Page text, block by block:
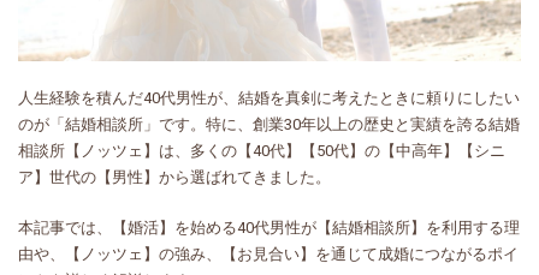
人生経験を積んだ40代男性が、結婚を真剣に考えたときに頼りにしたい
のが「結婚相談所」です。特に、創業30年以上の歴史と実績を誇る結婚
相談所【ノッツェ】は、多くの【40代】【50代】の【中高年】【シニ
ア】世代の【男性】から選ばれてきました。
本記事では、【婚活】を始める40代男性が【結婚相談所】を利用する理
由や、【ノッツェ】の強み、【お見合い】を通じて成婚につながるポイ